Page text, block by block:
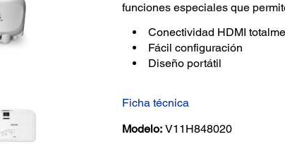
funciones especiales que
Conectividad HDMI
Fácil configuración
Diseño portátil
Ficha técnica
Modelo: V11H848020